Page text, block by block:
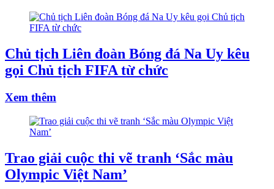
Chủ tịch Liên đoàn Bóng đá Na Uy kêu
gọi Chủ tịch FIFA từ chức
Xem thêm
Trao giải cuộc thi vẽ tranh ‘Sắc màu
Olympic Việt Nam’